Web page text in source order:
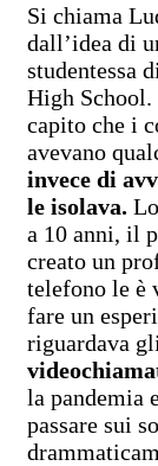
Si chiama
dall’idea di
studentessa
High School.
capito che i
avevano
invece di
le isolava.
a 10 anni, il
creato un
telefono le è
fare un
riguardava
la pandemia
passare sui